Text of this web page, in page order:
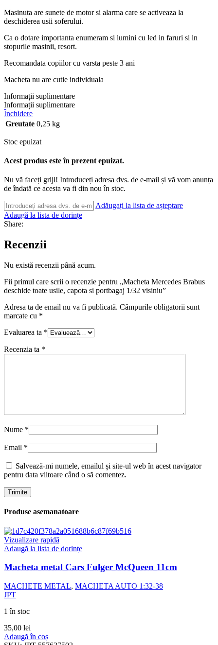
Masinuta are sunete de motor si alarma care se activeaza la
deschiderea usii soferului.
Ca o dotare importanta enumeram si lumini cu led in faruri si in
stopurile masinii, resort.
Recomandata copiilor cu varsta peste 3 ani
Macheta nu are cutie individuala
Informații suplimentare
Informații suplimentare
Închidere
Greutate 0,25 kg
Stoc epuizat
Acest produs este în prezent epuizat.
Nu vă faceți griji! Introduceți adresa dvs. de e-mail și vă vom anunța
de îndată ce acesta va fi din nou în stoc.
Adăugați la lista de așteptare
Adaugă la lista de dorințe
Share:
Recenzii
Nu există recenzii până acum.
Fii primul care scrii o recenzie pentru „Macheta Mercedes Brabus
deschide toate usile, capota si portbagaj 1/32 visiniu”
Adresa ta de email nu va fi publicată. Câmpurile obligatorii sunt
marcate cu *
Evaluarea ta *
Recenzia ta *
Nume *
Email *
Salvează-mi numele, emailul și site-ul web în acest navigator
pentru data viitoare când o să comentez.
Produse asemanatoare
Vizualizare rapidă
Adaugă la lista de dorințe
Macheta metal Cars Fulger McQueen 11cm
MACHETE METAL, MACHETA AUTO 1:32-38
JPT
1 în stoc
35,00 lei
Adaugă în coș